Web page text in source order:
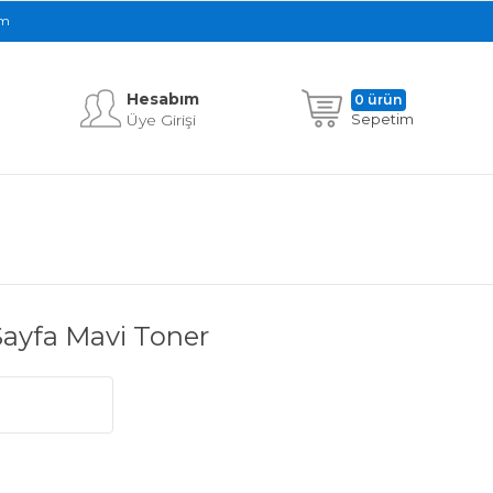
Hesabım
Üye Girişi
Sepetim
0 ürün
Mavi Toner